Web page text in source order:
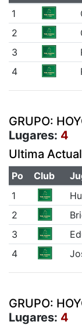
1
2
3
4
GRUPO:
Lugares: 4
Ultima
Po Club
1
2
3
4
GRUPO:
Lugares: 4